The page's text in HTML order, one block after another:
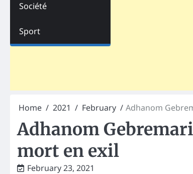
Société
Sport
Home 2021 February Adhanom
Adhanom
mort en exil
February 23, 2021